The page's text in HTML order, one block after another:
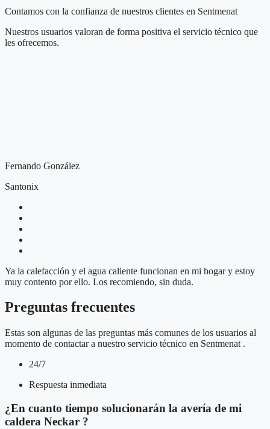
Contamos con la confianza de nuestros clientes en Sentmenat
Nuestros usuarios valoran de forma positiva el servicio técnico que
les ofrecemos.
Fernando González
Santonix
Ya la calefacción y el agua caliente funcionan en mi hogar y estoy
muy contento por ello. Los recomiendo, sin duda.
Preguntas frecuentes
Estas son algunas de las preguntas más comunes de los usuarios al
momento de contactar a nuestro servicio técnico en Sentmenat .
24/7
Respuesta inmediata
¿En cuanto tiempo solucionarán la avería de mi
caldera Neckar ?